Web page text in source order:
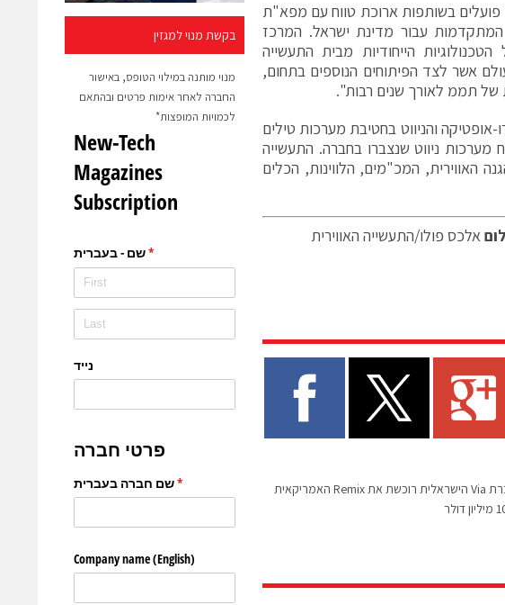
בקשת מנוי למגזין
מנוי מותנה במילוי הטופס, באישור
החברה לאחר אימות פרטים ובהתאם
לכמויות המופצות*
פועלים בשותפות ארוכת טווח עם מפא"ת
המתקדמות עבור מדינת ישראל. המרכז
הייחודיות מבית התעשייה
אשר לצד הפיתוחים הנוספים בתחום,
של תממ לאורך שנים רבות".
והניווט בחטיבת מערכות טילים
מערכות ניווט שנצברו בחברה. התעשייה
האווירית, המכ"מים, הלווינות, הכלים
אלכס פולו/התעשייה האווירית
חברת Via הישראלית רוכשת את Remix האמריקאית